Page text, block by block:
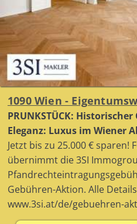
1090 Wien -
PRUNKSTÜCK:
Eleganz: Luxus im Wiener
Jetzt bis zu 25.000 € sparen!
übernimmt die 3SI
Gebühren-Aktion. Alle
www.3si.at/de/gebuehren-